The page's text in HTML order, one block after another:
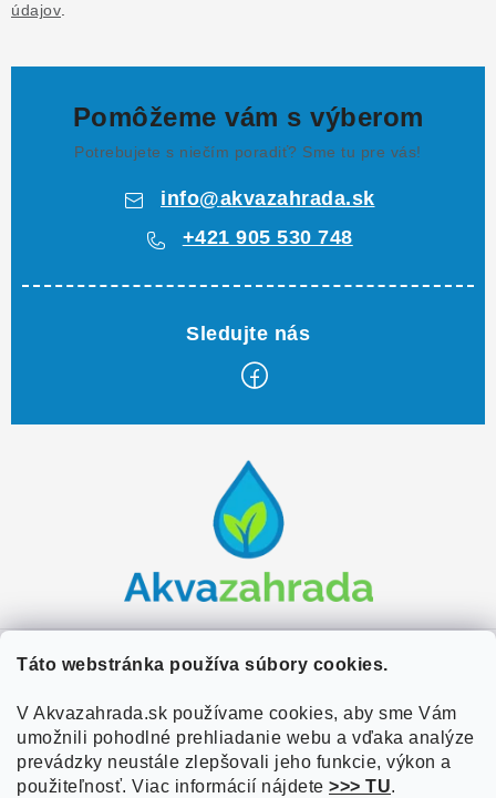
Táto webstránka používa súbory cookies.
V Akvazahrada.sk používame cookies, aby sme Vám
umožnili pohodlné prehliadanie webu a vďaka analýze
prevádzky neustále zlepšovali jeho funkcie, výkon a
použiteľnosť. Viac informácií nájdete >>> TU.
údajov
Pomôžeme vám s výberom
Potrebujete s niečím poradiť? Sme tu pre vás!
info@akvazahrada.sk
+421 905 530 748
e
Zákaznícky servis
Doprava a platba
Obchodné podmienky
Užitočné informácie
O nás
Overené zákazníkmi